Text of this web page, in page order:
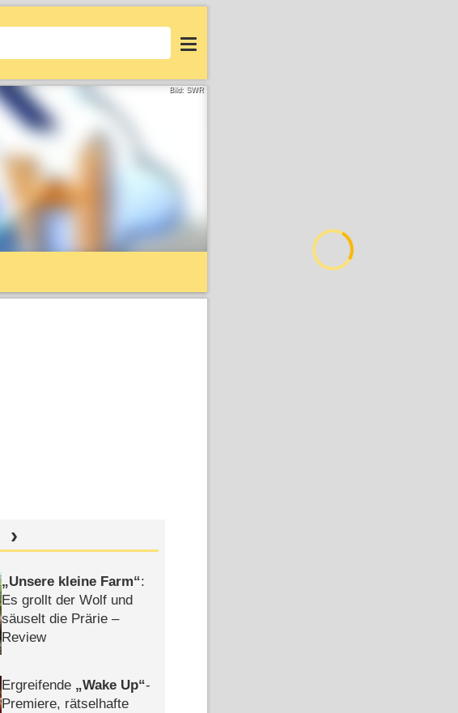
Login
Bild: SWR
Unsere kleine Farm :
Es grollt der Wolf und
säuselt die Prärie –
Review
Ergreifende Wake Up -
Premiere, rätselhafte